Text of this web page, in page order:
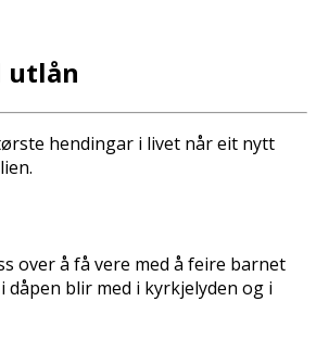
utlån
hendingar i livet når eit nytt
over å få vere med å feire barnet
blir med i kyrkjelyden og i